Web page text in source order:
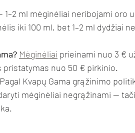
1–2 ml mėginėliai neribojami oro
iki 100 ml, bet 1–2 ml dydžiai
Mėginėliai prieinami nuo 3 €
pristatymas nuo 50 € pirkinio.
Pagal Kvapų Gama grąžinimo
mėginėliai negrąžinami —